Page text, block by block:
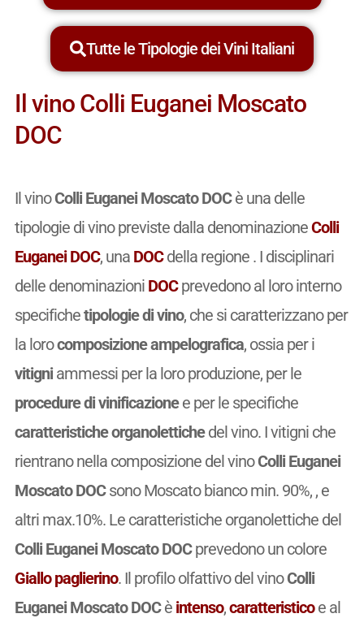
Tutte le Tipologie dei Vini Italiani
Il vino Colli Euganei Moscato
DOC
Il vinoColli Euganei Moscato DOCè una delle
tipologie di vino previste dalla denominazioneColli
Euganei DOC, una DOCdella regione . I disciplinari
delle denominazioni DOCprevedono al loro interno
specifichetipologie di vino, che si caratterizzano per
la lorocomposizione ampelografica, ossia per i
vitigniammessi per la loro produzione, per le
procedure di vinificazionee per le specifiche
caratteristiche organolettichedel vino. I vitigni che
rientrano nella composizione del vinoColli Euganei
Moscato DOCsono Moscato bianco min. 90%, , e
altri max.10%. Le caratteristiche organolettiche del
Colli Euganei Moscato DOCprevedono un colore
Giallo paglierino. Il profilo olfattivo del vinoColli
Euganei Moscato DOCè intenso,caratteristicoe al